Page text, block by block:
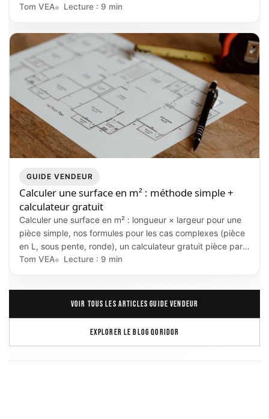
impact réel sur le délai de vente et la négociation.
Tom VEA Lecture : 9 min
GUIDE VENDEUR
Calculer une surface en m² : méthode simple +
calculateur gratuit
Calculer une surface en m² : longueur × largeur pour une
pièce simple, nos formules pour les cas complexes (pièce
en L, sous pente, ronde), un calculateur gratuit pièce par
pièce et les règles surface habitable vs loi Carrez.
Tom VEA Lecture : 9 min
VOIR TOUS LES ARTICLES GUIDE VENDEUR
EXPLORER LE BLOG QORIDOR